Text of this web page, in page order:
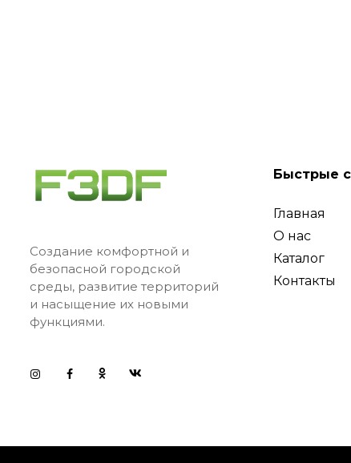
Создание комфортной и
безопасной городской
среды, развитие территорий
и насыщение их новыми
функциями.
Быстрые
Главная
О нас
Каталог
Контакты